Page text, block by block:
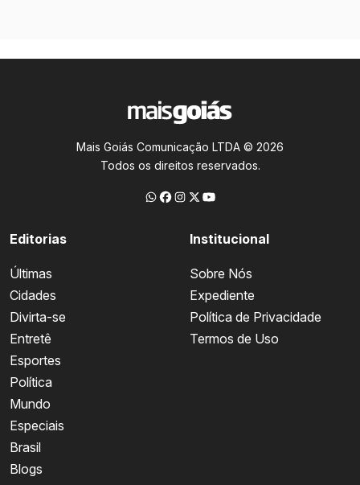
Mais Goiás Comunicação LTDA © 2026
Todos os direitos reservados.
Editorias
Últimas
Cidades
Divirta-se
Entretê
Esportes
Política
Mundo
Especiais
Brasil
Blogs
Institucional
Sobre Nós
Expediente
Política de Privacidade
Termos de Uso